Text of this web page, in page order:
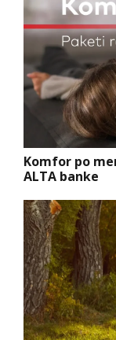
Komfor po
ALTA banke